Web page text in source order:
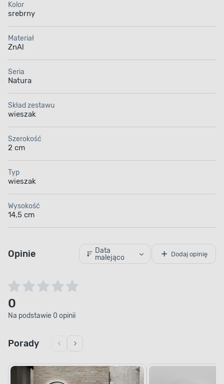
Kolor
srebrny
Materiał
ZnAl
Seria
Natura
Skład zestawu
wieszak
Szerokość
2 cm
Typ
wieszak
Wysokość
14,5 cm
Opinie
Data
malejąco
Dodaj opinię
0
Na podstawie 0 opinii
Porady